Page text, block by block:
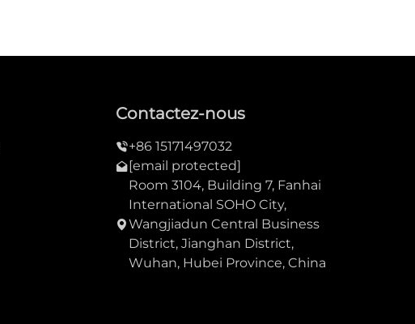
Contactez-nous
+86 15171497032
[email protected]
Room 3104, Building 7, Fanhai
International SOHO City,
Wangjiadun Central Business
District, Jianghan District,
Wuhan, Hubei Province, China